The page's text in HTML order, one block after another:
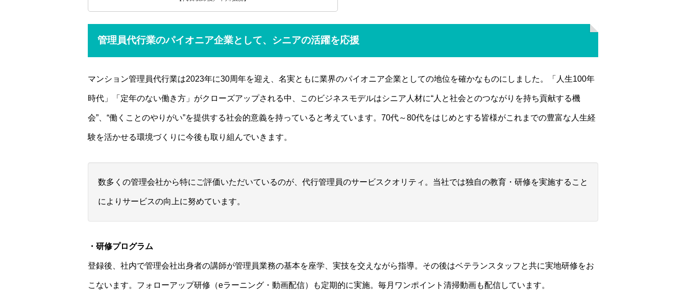
管理員代行業のパイオニア企業として、シニアの活躍を応援
マンション管理員代行業は2023年に30周年を迎え、名実ともに業界のパイオニア企業としての地位を確かなものにしました。「人生100年
時代」「定年のない働き方」がクローズアップされる中、このビジネスモデルはシニア人材に“人と社会とのつながりを持ち貢献する機
会”、“働くことのやりがい”を提供する社会的意義を持っていると考えています。70代～80代をはじめとする皆様がこれまでの豊富な人生経
験を活かせる環境づくりに今後も取り組んでいきます。
数多くの管理会社から特にご評価いただいているのが、代行管理員のサービスクオリティ。当社では独自の教育・研修を実施すること
によりサービスの向上に努めています。
・研修プログラム
登録後、社内で管理会社出身者の講師が管理員業務の基本を座学、実技を交えながら指導。その後はベテランスタッフと共に実地研修をお
こないます。フォローアップ研修（eラーニング・動画配信）も定期的に実施。毎月ワンポイント清掃動画も配信しています。